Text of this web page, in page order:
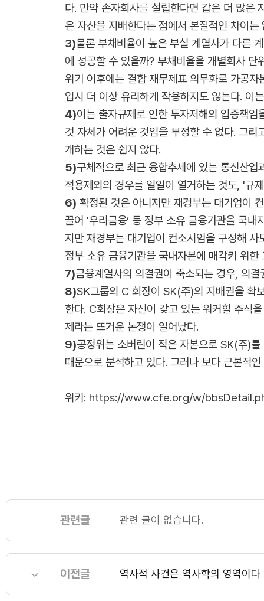
다. 만약 손자회사를 설립한다면 갑은 더 많은
은 자산을 지배한다는 점에서 본질적인 차이는
3)물론 부채비율이 높은 부실 계열사가 다른
에 성공할 수 있을까? 부채비율을 개별회사
위기 이후에는 결합 재무제표 의무화로 가공
입시 더 이상 유리하게 작용하지도 않는다. 이
4)이는 출자규제로 인한 투자저해의 입증책
것 자체가 어려운 것임을 부정할 수 없다. 그
개하는 것은 쉽지 않다.
5)구체적으로 최근 융합추세에 있는 통신산
적용제외의 경우를 일일이 열거하는 것도, '규
6) 확정된 것은 아니지만 재경부는 대기업이
끌어 '우리금융’ 등 정부 소유 금융기관을 국
지만 재경부는 대기업이 컨소시엄을 구성해
정부 소유 금융기관을 국내자본에 매각키 위
7)금융계열사의 의결권이 축소되는 경우, 의
8)SK그룹의 C 회장이 SK(주)의 지배권을 확
한다. C회장은 자신이 갖고 있는 워커힐 주식
제라는 뜨거운 논쟁이 일어났다.
9)공정위는 소버린이 적은 자본으로 SK(주)
때문으로 분석하고 있다. 그러나 보다 근본적
위키: https://www.cfe.org/w/
관련글 관련 글이 없습니다.
이전글 역사적 사건은 역사학의 영역이다